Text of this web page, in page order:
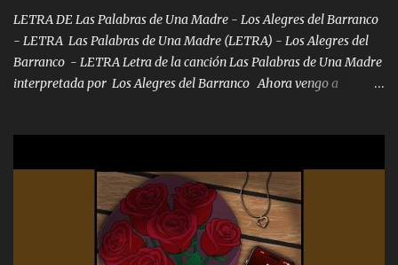
lo que hablo Entre lob...
LETRA DE Las Palabras de Una Madre - Los Alegres del Barranco
- LETRA Las Palabras de Una Madre (LETRA) - Los Alegres del
Barranco - LETRA Letra de la canción Las Palabras de Una Madre
interpretada por Los Alegres del Barranco Ahora vengo a
quiso, él tiempo sigue pasando y nunca te olvidaremos, aquí
seguiré esperando hasta volvernos a vernos El recuerdo que yo
tengo de mi mente no se va, en mi corazón me llevo lo mismo que
tu papá, a veces me pongo triste porque no puedo mirarte, mas se
que tu me escuchas porque tu eres mi gran ángel, El desespero me